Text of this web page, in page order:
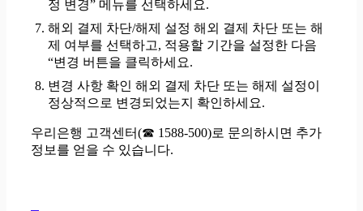
정 변경” 메뉴를 선택하세요.
해외 결제 차단/해제 설정 해외 결제 차단 또는 해
제 여부를 선택하고, 적용할 기간을 설정한 다음
“변경 버튼을 클릭하세요.
변경 사항 확인 해외 결제 차단 또는 해제 설정이
정상적으로 변경되었는지 확인하세요.
우리은행 고객센터(☎ 1588-500)로 문의하시면 추가
정보를 얻을 수 있습니다.